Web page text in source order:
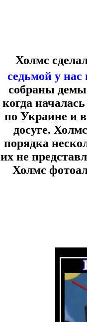
Холмс
седьмой у
собраны демы
когда
по Украине и
досуге.
порядка
их не
Холмс